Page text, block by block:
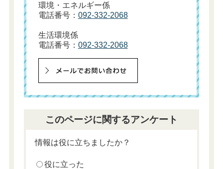
環境・エネルギー係
電話番号： 092-332-2068
生活環境係
電話番号： 092-332-2068
このページに関するアンケート
情報は役に立ちましたか？
役に立った